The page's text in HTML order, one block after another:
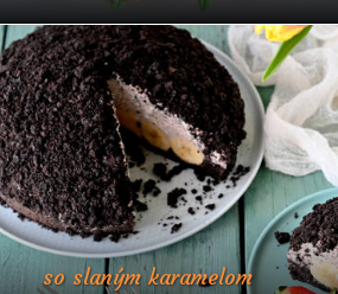
so slaným karamelom